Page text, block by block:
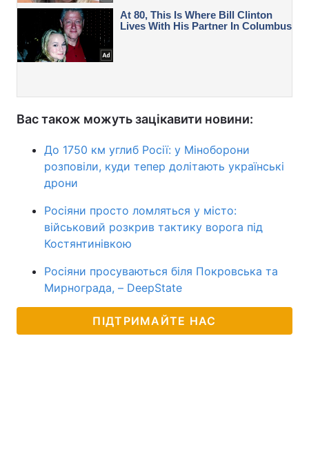
Вас також можуть зацікавити новини:
До 1750 км углиб Росії: у Міноборони
розповіли, куди тепер долітають українські
дрони
Росіяни просто ломляться у місто:
військовий розкрив тактику ворога під
Костянтинівкою
Росіяни просуваються біля Покровська та
Мирнограда, – DeepState
ПІДТРИМАЙТЕ НАС